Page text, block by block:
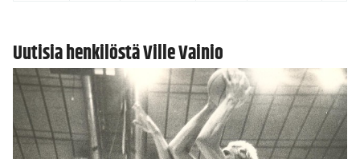
Uutisia henkilöstä Ville Vainio